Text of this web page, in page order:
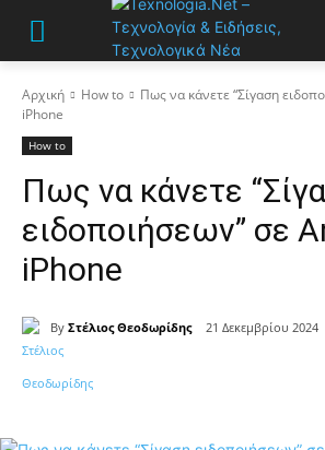
Αρχική How to
Πως να κάνετε “Σίγαση
iPhone
How to
Πως να κάνετε
ειδοποιήσεων” σε
iPhone
By Στέλιος Θεοδωρίδης 21 Δεκεμβρίου 2024